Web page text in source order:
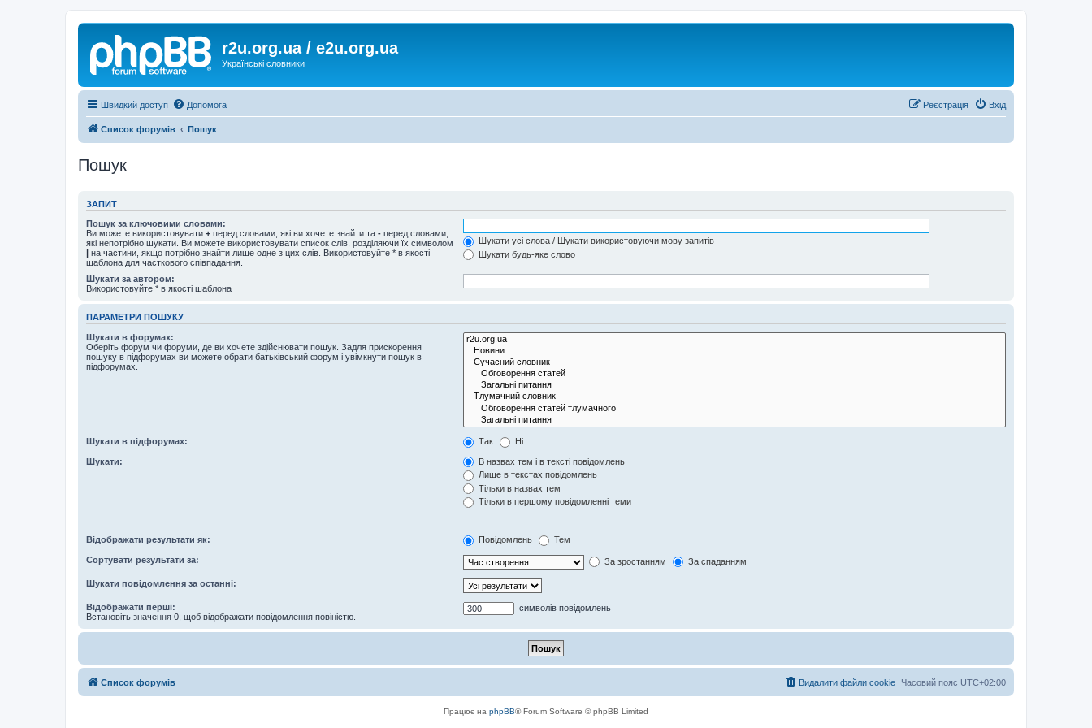
r2u.org.ua / e2u.org.ua
Українські словники
Швидкий доступ Допомога Вхід
Реєстрація
Список форумів Пошук
Пошук
ЗАПИТ
Пошук за ключовими словами:
Ви можете використовувати + перед словами, які ви хочете знайти та - перед словами,
які непотрібно шукати. Ви можете використовувати список слів, розділяючи їх символом
| на частини, якщо потрібно знайти лише одне з цих слів. Використовуйте * в якості
шаблона для часткового співпадання.
Шукати усі слова / Шукати використовуючи мову запитів
Шукати будь-яке слово
Шукати за автором:
Використовуйте * в якості шаблона
ПАРАМЕТРИ ПОШУКУ
Шукати в форумах:
Оберіть форум чи форуми, де ви хочете здійснювати пошук. Задля прискорення
пошуку в підфорумах ви можете обрати батьківський форум і увімкнути пошук в
підфорумах.
Шукати в підфорумах: Так Ні
Шукати:
В назвах тем і в тексті повідомлень
Лише в текстах повідомлень
Тільки в назвах тем
Тільки в першому повідомленні теми
Відображати результати як: Повідомлень Тем
Сортувати результати за: За зростанням За спаданням
Шукати повідомлення за останні:
Відображати перші:
Встановіть значення 0, щоб відображати повідомлення повіністю.
символів повідомлень
Список форумів Часовий пояс UTC+02:00
Видалити файли cookie
Працює на phpBB® Forum Software © phpBB Limited